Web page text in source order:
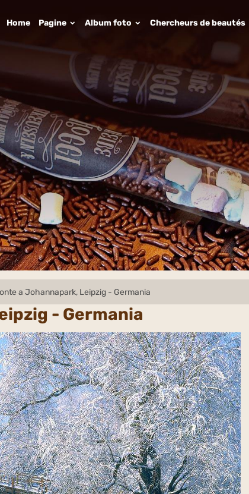
Home Pagine Album foto Chercheurs de beautés
a Johannapark, Leipzig - Germania
- Germania